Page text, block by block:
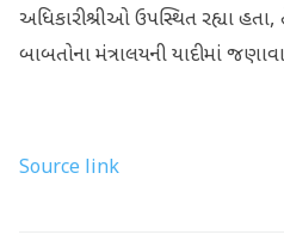
અધિકારીશ્રીઓ ઉપસ્થિત રહ્યા હતા,
બાબતોના મંત્રાલયની યાદીમાં
Source link